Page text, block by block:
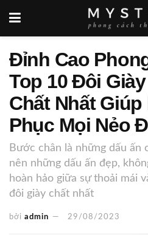
Đỉnh Cao
Top 10 Đôi
Chất Nhất
Phục Mọi Nẻo
Bước chân là những dấu ấn
nên những dấu ấn đẹp,
hoàn hảo giữa sự thoải mái
đôi giày chất nhất
bởi admin 29/08/2023